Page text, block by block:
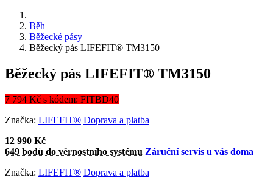
Běh
Běžecké pásy
Běžecký pás LIFEFIT® TM3150
Běžecký pás LIFEFIT® TM3150
7 794 Kč s kódem: FITBD40
Značka: LIFEFIT® Doprava a platba
12 990 Kč
649 bodů do věrnostního systému Záruční servis u vás doma
Značka: LIFEFIT® Doprava a platba